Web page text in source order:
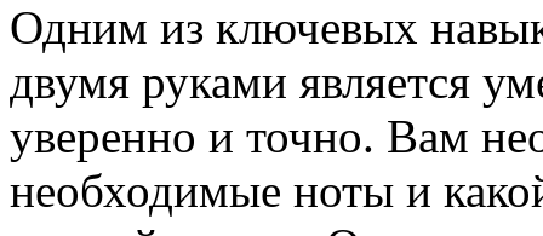
Одним из ключевых
двумя руками является
уверенно и точно. Вам
необходимые ноты и